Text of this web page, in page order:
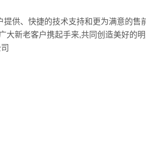
供、快捷的技术支持和更为满意的售
大新老客户携起手来,共同创造美好的